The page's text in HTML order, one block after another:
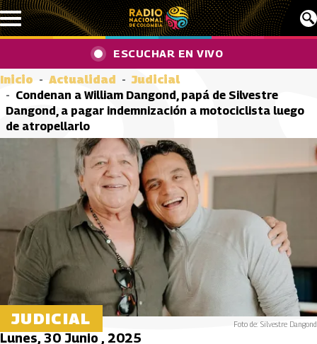
Pasar al contenido principal
ESCUCHAR EN VIVO
Inicio Actualidad
Judicial
Condenan a William Dangond, papá de Silvestre
Dangond, a pagar indemnización a motociclista luego
de atropellarlo
JUDICIAL Foto de: Silvestre Dangond
Lunes, 30 Junio , 2025